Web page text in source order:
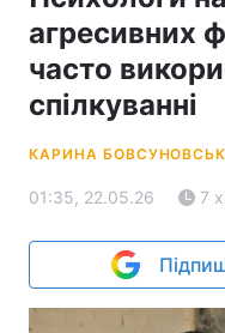
агресивних
часто
спілкуванні
КАРИНА
01:35, 22.05.26 7